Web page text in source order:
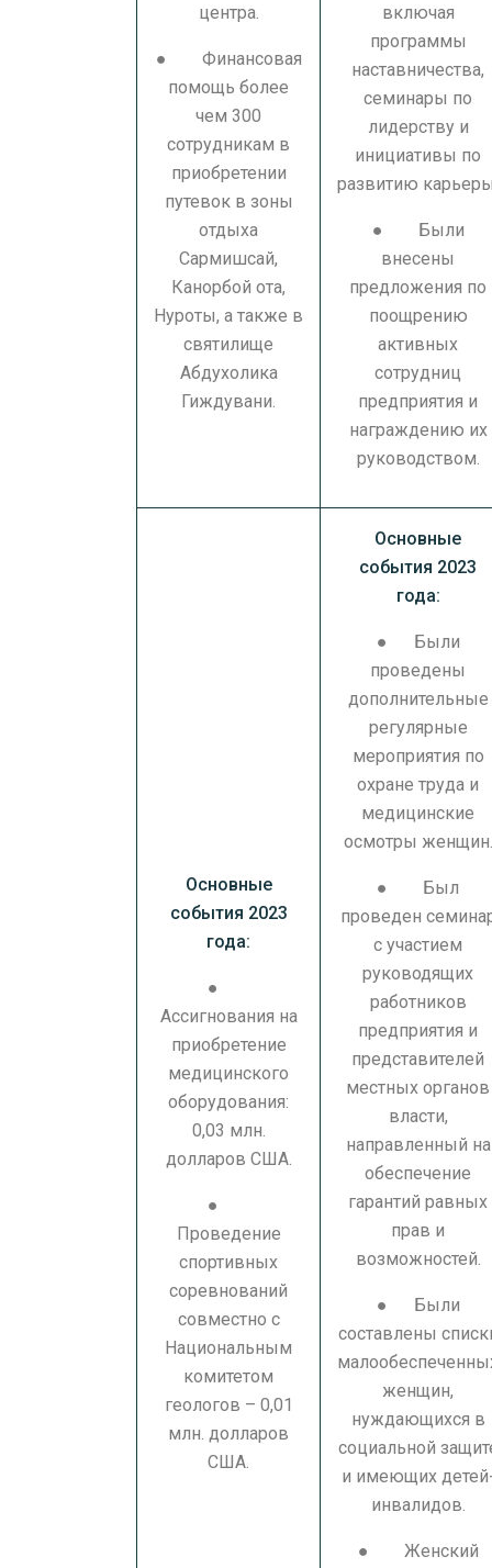
центра.
● Финансовая
помощь более
чем 300
сотрудникам в
приобретении
путевок в зоны
отдыха
Сармишсай,
Канорбой ота,
Нуроты, а также в
святилище
Абдухолика
Гиждувани.
включая
программы
наставничества,
семинары по
лидерству и
инициативы по
развитию
● Были
внесены
предложения по
поощрению
активных
сотрудниц
предприятия и
награждению их
руководством.
Основные
события 2023
года:
●
Ассигнования на
приобретение
медицинского
оборудования:
0,03 млн.
долларов США.
●
Проведение
спортивных
соревнований
совместно с
Национальным
комитетом
геологов – 0,01
млн. долларов
США.
Основные
события 2023
года:
● Были
проведены
дополнительные
регулярные
мероприятия по
охране труда и
медицинские
осмотры женщин.
● Был
проведен
с участием
руководящих
работников
предприятия и
представителей
местных органов
власти,
направленный на
обеспечение
гарантий равных
прав и
возможностей.
● Были
составлены
женщин,
нуждающихся в
социальной
и имеющих
инвалидов.
● Женский